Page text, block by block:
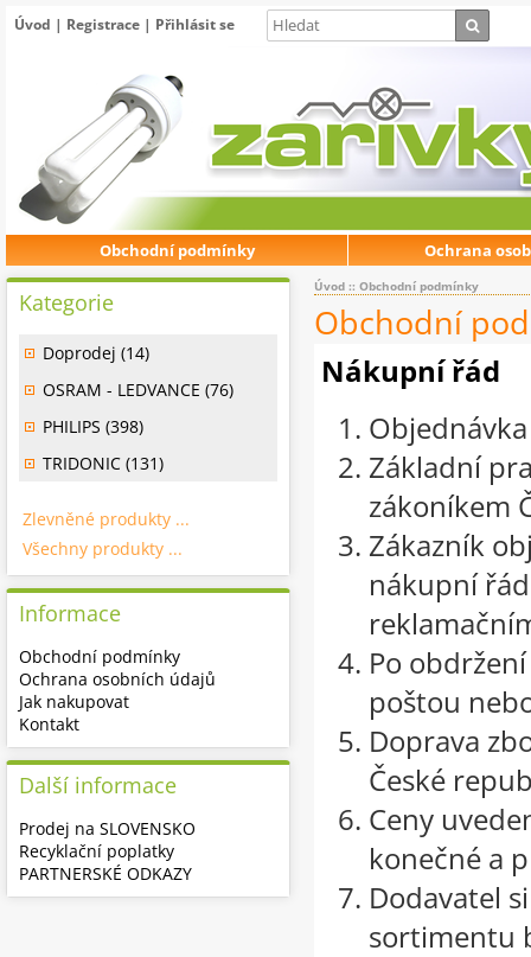
Úvod | Registrace | Přihlásit se
Obchodní podmínky Ochrana
Úvod :: Obchodní podmínky
Obchodní
Nákupní řád
Základní
zákoníkem
Zákazník
nákupní
Po
poštou
Doprava
České
Ceny
konečné a
Dodavatel
sortimentu
Kategorie
Doprodej (14)
OSRAM - LEDVANCE (76)
PHILIPS (398)
TRIDONIC (131)
Zlevněné produkty ...
Všechny produkty ...
Informace
Obchodní podmínky
Ochrana osobních údajů
Jak nakupovat
Kontakt
Další informace
Prodej na SLOVENSKO
Recyklační poplatky
PARTNERSKÉ ODKAZY